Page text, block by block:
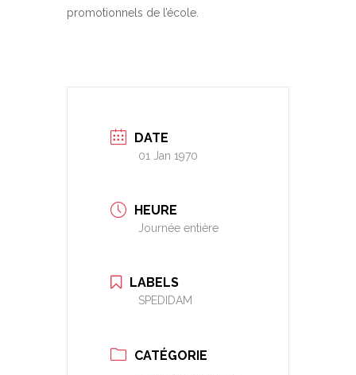
promotionnels de l’école.
DATE
01 Jan 1970
HEURE
Journée entière
LABELS
SPEDIDAM
CATÉGORIE